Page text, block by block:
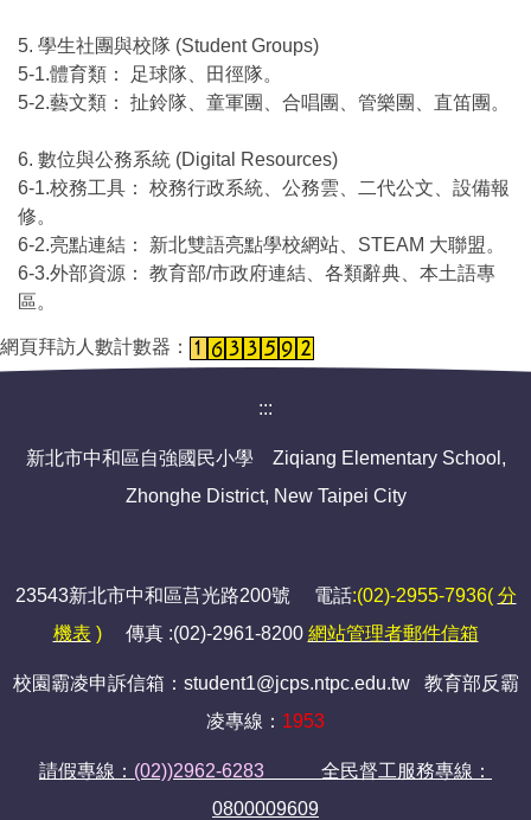
5. 學生社團與校隊 (Student Groups)
5-1.體育類： 足球隊、田徑隊。
5-2.藝文類： 扯鈴隊、童軍團、合唱團、管樂團、直笛團。
6. 數位與公務系統 (Digital Resources)
6-1.校務工具： 校務行政系統、公務雲、二代公文、設備報
修。
6-2.亮點連結： 新北雙語亮點學校網站、STEAM 大聯盟。
6-3.外部資源： 教育部/市政府連結、各類辭典、本土語專
區。
網頁拜訪人數計數器：
:::
新北市中和區自強國民小學 Ziqiang Elementary School,
Zhonghe District, New Taipei City
23543新北市中和區莒光路200號 電話:(02)-2955-7936( 分
機表 ) 傳真 :(02)-2961-8200 網站管理者郵件信箱
校園霸凌申訴信箱：student1@jcps.ntpc.edu.tw 教育部反霸
凌專線： 1953
請假專線： (02))2962-6283
全民督工服務專線：
0800009609